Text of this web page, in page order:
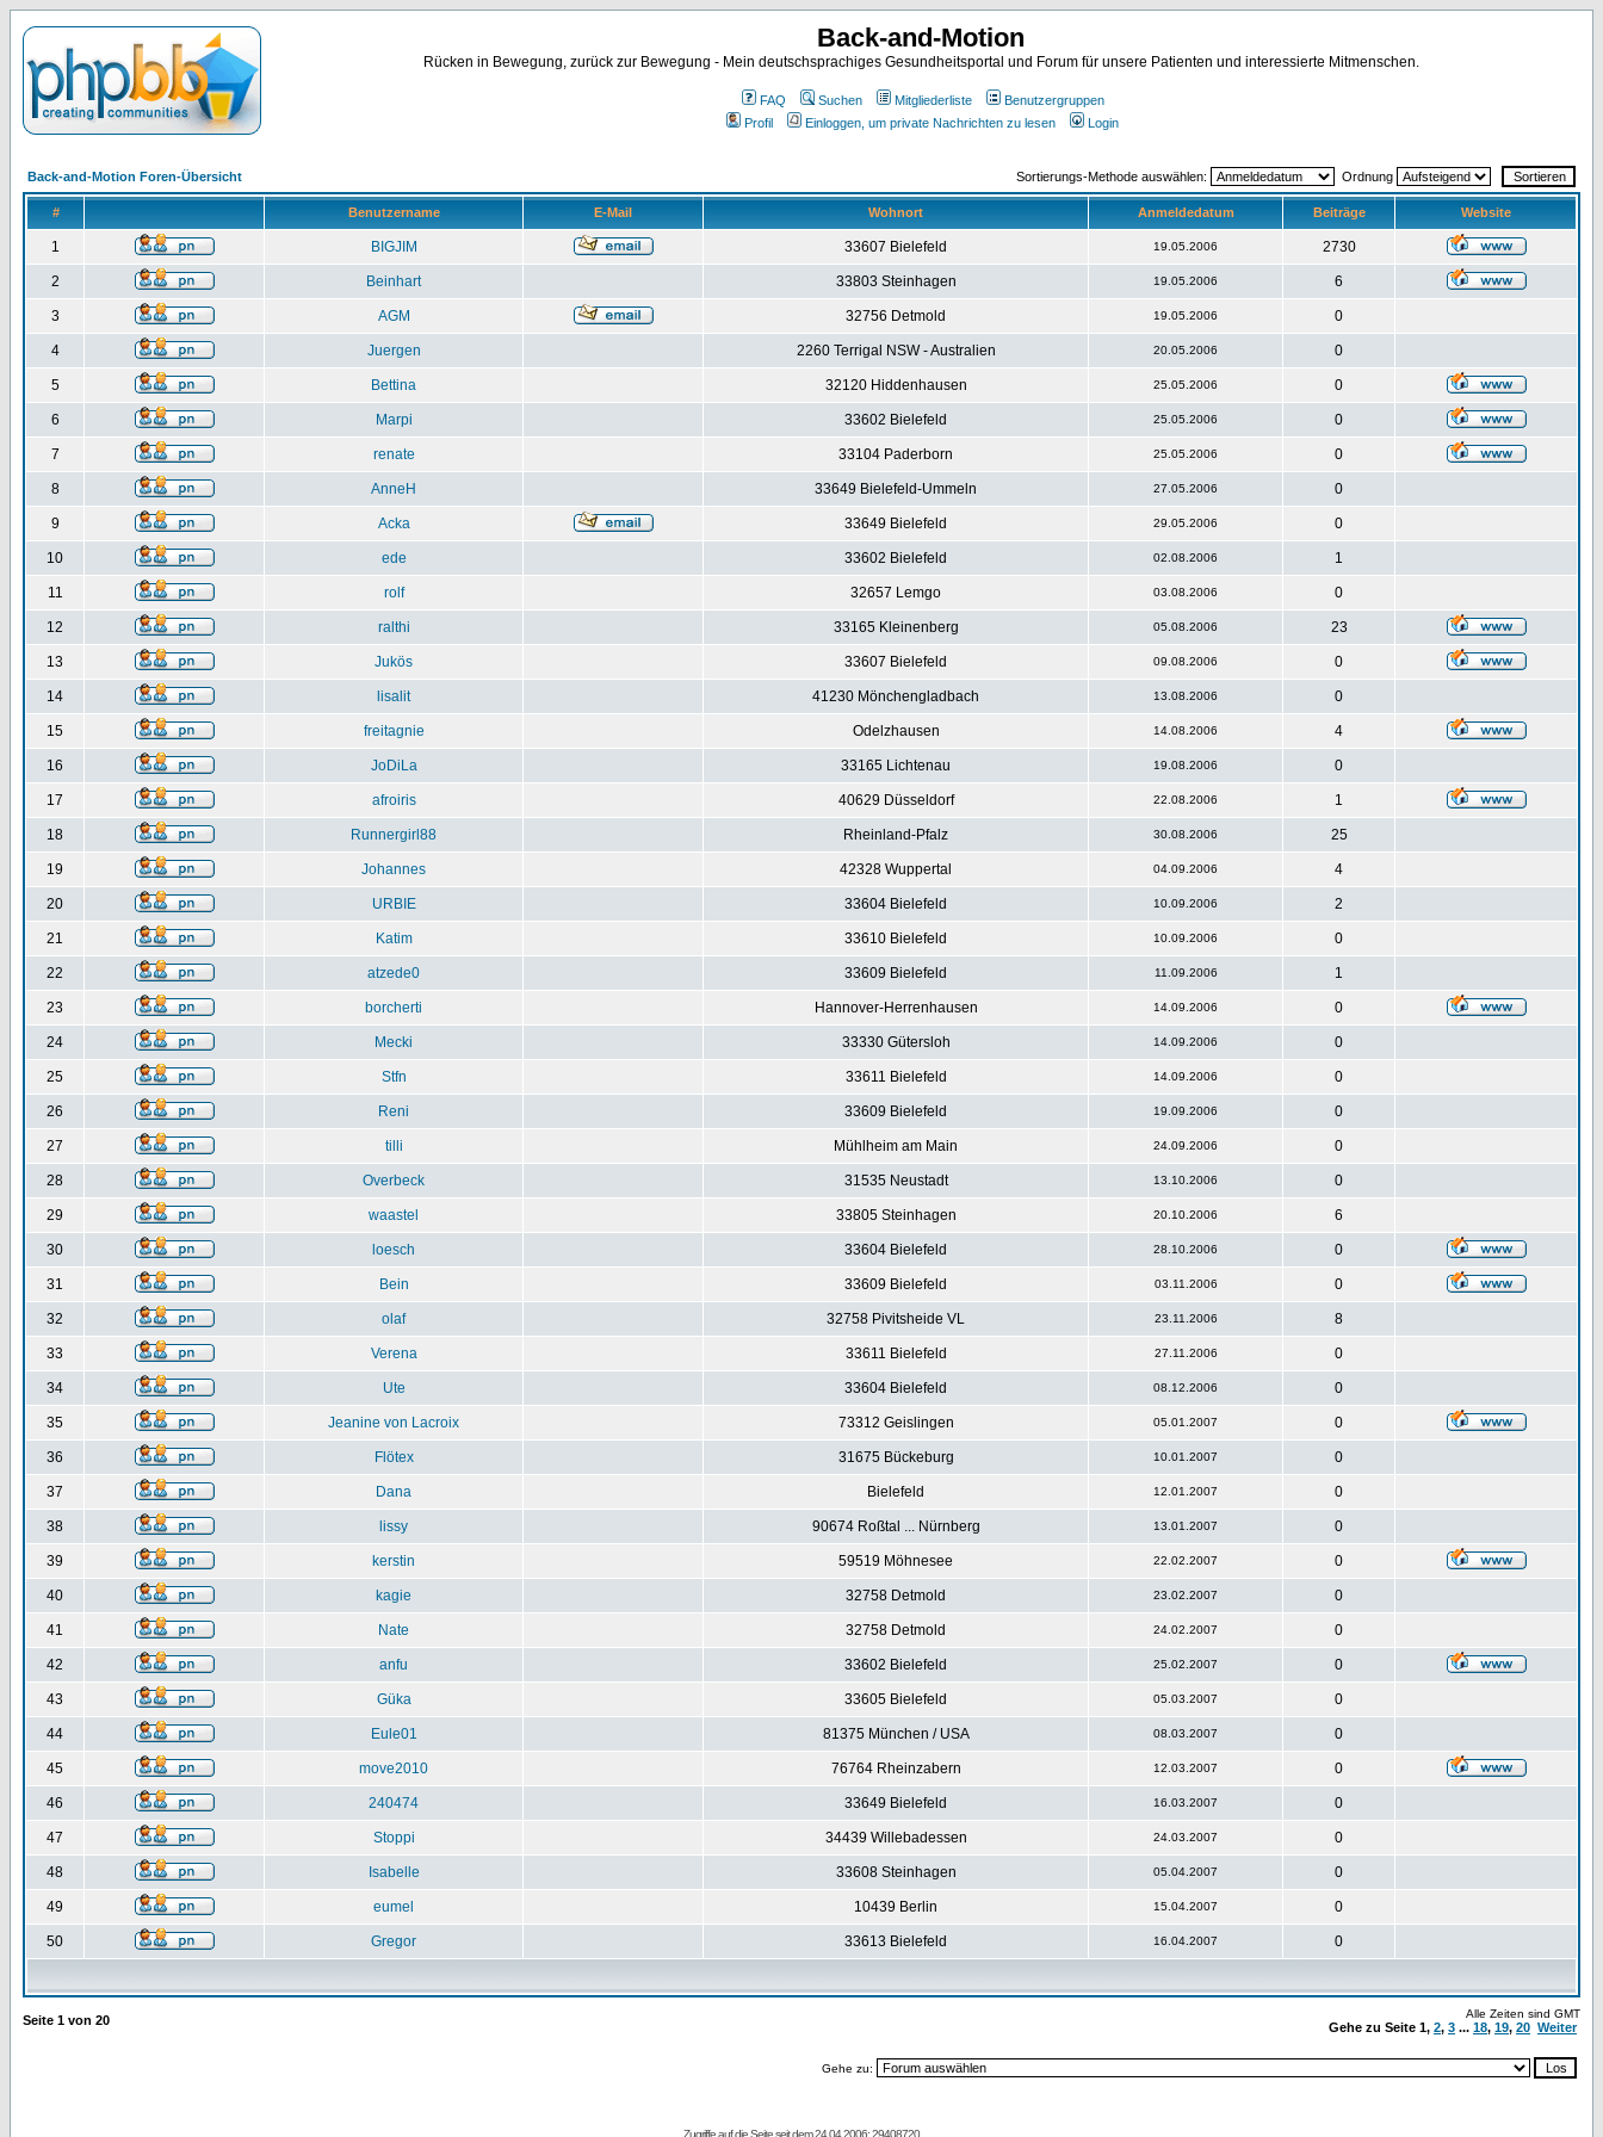
Back-and-Motion
Rücken in Bewegung, zurück zur Bewegung - Mein deutschsprachiges Gesundheitsportal und Forum für unsere Patienten und interessierte Mitmenschen.
FAQ Suchen Mitgliederliste
Benutzergruppen
Profil
Einloggen, um private Nachrichten zu lesen Login
Back-and-Motion Foren-Übersicht Sortierungs-Methode auswählen: Ordnung
# Benutzername E-Mail Wohnort Anmeldedatum Beiträge Website
1 BIGJIM 33607 Bielefeld 19.05.2006 2730
2 Beinhart 33803 Steinhagen 19.05.2006 6
3 AGM 32756 Detmold 19.05.2006 0
4 Juergen 2260 Terrigal NSW - Australien 20.05.2006 0
5 Bettina 32120 Hiddenhausen 25.05.2006 0
6 Marpi 33602 Bielefeld 25.05.2006 0
7 renate 33104 Paderborn 25.05.2006 0
8 AnneH 33649 Bielefeld-Ummeln 27.05.2006 0
9 Acka 33649 Bielefeld 29.05.2006 0
10 ede 33602 Bielefeld 02.08.2006 1
11 rolf 32657 Lemgo 03.08.2006 0
12 ralthi 33165 Kleinenberg 05.08.2006 23
13 Jukös 33607 Bielefeld 09.08.2006 0
14 lisalit 41230 Mönchengladbach 13.08.2006 0
15 freitagnie Odelzhausen 14.08.2006 4
16 JoDiLa 33165 Lichtenau 19.08.2006 0
17 afroiris 40629 Düsseldorf 22.08.2006 1
18 Runnergirl88 Rheinland-Pfalz 30.08.2006 25
19 Johannes 42328 Wuppertal 04.09.2006 4
20 URBIE 33604 Bielefeld 10.09.2006 2
21 Katim 33610 Bielefeld 10.09.2006 0
22 atzede0 33609 Bielefeld 11.09.2006 1
23 borcherti Hannover-Herrenhausen 14.09.2006 0
24 Mecki 33330 Gütersloh 14.09.2006 0
25 Stfn 33611 Bielefeld 14.09.2006 0
26 Reni 33609 Bielefeld 19.09.2006 0
27 tilli Mühlheim am Main 24.09.2006 0
28 Overbeck 31535 Neustadt 13.10.2006 0
29 waastel 33805 Steinhagen 20.10.2006 6
30 loesch 33604 Bielefeld 28.10.2006 0
31 Bein 33609 Bielefeld 03.11.2006 0
32 olaf 32758 Pivitsheide VL 23.11.2006 8
33 Verena 33611 Bielefeld 27.11.2006 0
34 Ute 33604 Bielefeld 08.12.2006 0
35 Jeanine von Lacroix 73312 Geislingen 05.01.2007 0
36 Flötex 31675 Bückeburg 10.01.2007 0
37 Dana Bielefeld 12.01.2007 0
38 lissy 90674 Roßtal ... Nürnberg 13.01.2007 0
39 kerstin 59519 Möhnesee 22.02.2007 0
40 kagie 32758 Detmold 23.02.2007 0
41 Nate 32758 Detmold 24.02.2007 0
42 anfu 33602 Bielefeld 25.02.2007 0
43 Güka 33605 Bielefeld 05.03.2007 0
44 Eule01 81375 München / USA 08.03.2007 0
45 move2010 76764 Rheinzabern 12.03.2007 0
46 240474 33649 Bielefeld 16.03.2007 0
47 Stoppi 34439 Willebadessen 24.03.2007 0
48 Isabelle 33608 Steinhagen 05.04.2007 0
49 eumel 10439 Berlin 15.04.2007 0
50 Gregor 33613 Bielefeld 16.04.2007 0
Seite 1 von 20 Alle Zeiten sind GMT
Gehe zu Seite 1, 2, 3 ... 18, 19, 20 Weiter
Gehe zu:
Zugriffe auf die Seite seit dem 24.04.2006: 29408720